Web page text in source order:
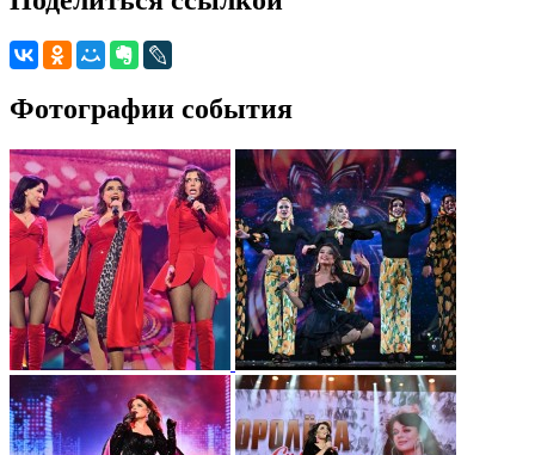
Фотографии события